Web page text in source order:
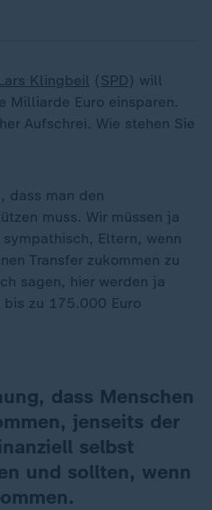
Lars Klingbeil (SPD) will
Milliarde Euro einsparen.
Aufschrei. Wie stehen Sie
dass man den
muss. Wir müssen ja
Eltern, wenn
Transfer zukommen zu
sagen, hier werden ja
bis zu 175.000 Euro
dass Menschen
jenseits der
selbst
und sollten, wenn